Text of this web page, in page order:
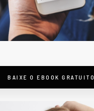
BAIXE O EBOOK GRATUITO